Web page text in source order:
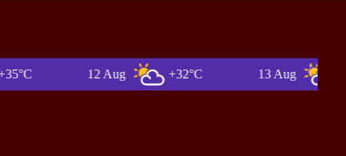
+32°C +34°C